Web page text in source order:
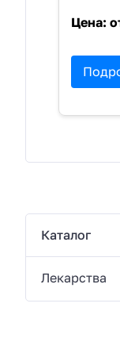
Цена:
Каталог
Лекарства